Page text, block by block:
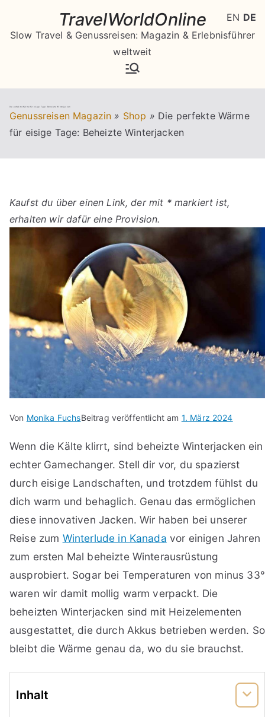
springen
TravelWorldOnline
Slow Travel & Genussreisen: Magazin & Erlebnisführer
weltweit
Die perfekte Wärme für eisige Tage: Beheizte Winterjacken
Genussreisen Magazin » Shop » Die perfekte Wärme
für eisige Tage: Beheizte Winterjacken
Kaufst du über einen Link, der mit * markiert ist,
erhalten wir dafür eine Provision.
Von Monika FuchsBeitrag veröffentlicht am 1. März 2024
Wenn die Kälte klirrt, sind beheizte Winterjacken ein
echter Gamechanger. Stell dir vor, du spazierst
durch eisige Landschaften, und trotzdem fühlst du
dich warm und behaglich. Genau das ermöglichen
diese innovativen Jacken. Wir haben bei unserer
Reise zum Winterlude in Kanada vor einigen Jahren
zum ersten Mal beheizte Winterausrüstung
ausprobiert. Sogar bei Temperaturen von minus 33°
waren wir damit mollig warm verpackt. Die
beheizten Winterjacken sind mit Heizelementen
ausgestattet, die durch Akkus betrieben werden. So
bleibt die Wärme genau da, wo du sie brauchst.
Inhalt
EN DE